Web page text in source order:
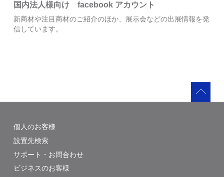
国内法人様向け facebook アカウント
新商材や注目商材のご紹介のほか、展示会などの出展情報を発
信しています。
個人のお客様
設置先検索
サポート・お問合わせ
ビジネスのお客様